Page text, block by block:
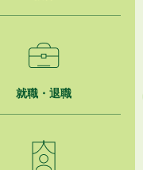
就職・退職